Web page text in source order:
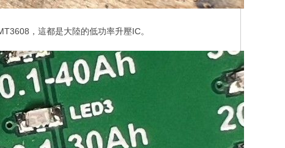
，這都是大陸的低功率升壓IC。